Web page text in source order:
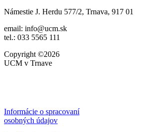
Námestie J. Herdu 577/2, Trnava, 917 01
email: info@ucm.sk
tel.: 033 5565 111
Copyright ©2026
UCM v Trnave
Informácie o spracovaní
osobných údajov